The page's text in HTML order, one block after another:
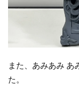
また、あみあみ あ
た。